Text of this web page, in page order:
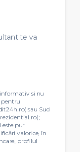
te va
si nu
pentru
sau Sud
este pur
valorice, în
profilul